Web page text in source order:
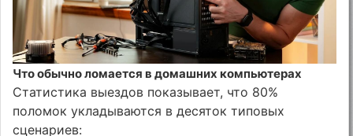
Что обычно ломается в домашних компьютерах
Статистика выездов показывает, что 80%
поломок укладываются в десяток типовых
сценариев: